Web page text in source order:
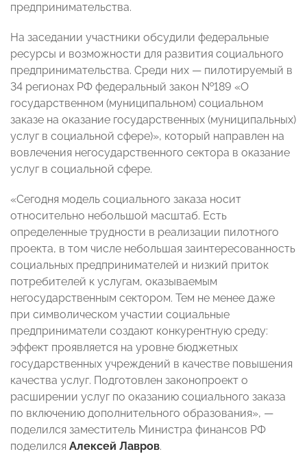
предпринимательства.
На заседании участники обсудили федеральные
ресурсы и возможности для развития социального
предпринимательства. Среди них — пилотируемый в
34 регионах РФ федеральный закон №189 «О
государственном (муниципальном) социальном
заказе на оказание государственных (муниципальных)
услуг в социальной сфере)», который направлен на
вовлечения негосударственного сектора в оказание
услуг в социальной сфере.
«Сегодня модель социального заказа носит
относительно небольшой масштаб. Есть
определенные трудности в реализации пилотного
проекта, в том числе небольшая заинтересованность
социальных предпринимателей и низкий приток
потребителей к услугам, оказываемым
негосударственным сектором. Тем не менее даже
при символическом участии социальные
предприниматели создают конкурентную среду:
эффект проявляется на уровне бюджетных
государственных учреждений в качестве повышения
качества услуг. Подготовлен законопроект о
расширении услуг по оказанию социального заказа
по включению дополнительного образования», —
поделился заместитель Министра финансов РФ
поделился Алексей Лавров.